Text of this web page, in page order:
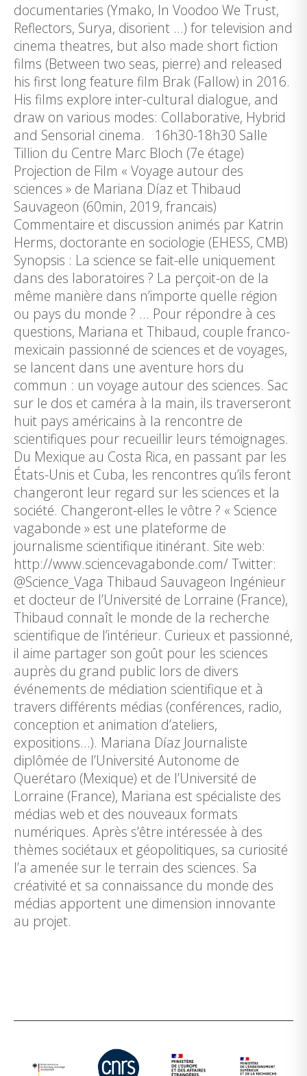
documentaries (Ymako, In Voodoo We Trust,
Reflectors, Surya, disorient …) for television and
cinema theatres, but also made short fiction
films (Between two seas, pierre) and released
his first long feature film Brak (Fallow) in 2016.
His films explore inter-cultural dialogue, and
draw on various modes: Collaborative, Hybrid
and Sensorial cinema. 16h30-18h30 Salle
Tillion du Centre Marc Bloch (7e étage)
Projection de Film « Voyage autour des
sciences » de Mariana Díaz et Thibaud
Sauvageon (60min, 2019, francais)
Commentaire et discussion animés par Katrin
Herms, doctorante en sociologie (EHESS, CMB)
Synopsis : La science se fait-elle uniquement
dans des laboratoires ? La perçoit-on de la
même manière dans n’importe quelle région
ou pays du monde ? … Pour répondre à ces
questions, Mariana et Thibaud, couple franco-
mexicain passionné de sciences et de voyages,
se lancent dans une aventure hors du
commun : un voyage autour des sciences. Sac
sur le dos et caméra à la main, ils traverseront
huit pays américains à la rencontre de
scientifiques pour recueillir leurs témoignages.
Du Mexique au Costa Rica, en passant par les
États-Unis et Cuba, les rencontres qu’ils feront
changeront leur regard sur les sciences et la
société. Changeront-elles le vôtre ? « Science
vagabonde » est une plateforme de
journalisme scientifique itinérant. Site web:
http://www.sciencevagabonde.com/ Twitter:
@Science_Vaga Thibaud Sauvageon Ingénieur
et docteur de l’Université de Lorraine (France),
Thibaud connaît le monde de la recherche
scientifique de l’intérieur. Curieux et passionné,
il aime partager son goût pour les sciences
auprès du grand public lors de divers
événements de médiation scientifique et à
travers différents médias (conférences, radio,
conception et animation d’ateliers,
expositions…). Mariana Díaz Journaliste
diplômée de l’Université Autonome de
Querétaro (Mexique) et de l’Université de
Lorraine (France), Mariana est spécialiste des
médias web et des nouveaux formats
numériques. Après s’être intéressée à des
thèmes sociétaux et géopolitiques, sa curiosité
l’a amenée sur le terrain des sciences. Sa
créativité et sa connaissance du monde des
médias apportent une dimension innovante
au projet.